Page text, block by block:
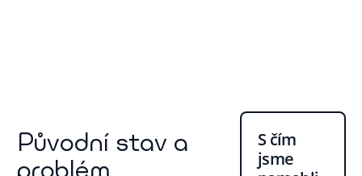
Původní stav a
problém
S čím
jsme